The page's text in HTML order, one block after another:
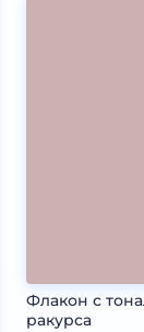
Флакон с
ракурса